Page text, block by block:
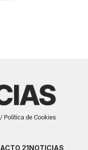
Política de Cookies
21NOTICIAS